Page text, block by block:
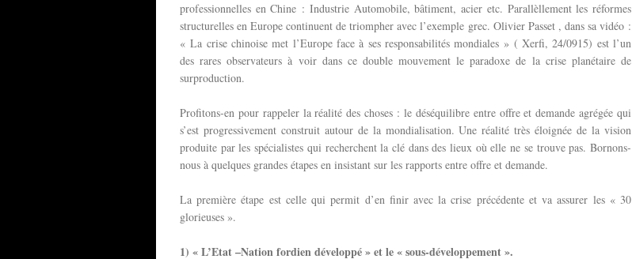
professionnelles en Chine : Industrie Automobile, bâtiment, acier etc. Parallèllement les réformes
structurelles en Europe continuent de triompher avec l’exemple grec. Olivier Passet , dans sa vidéo :
« La crise chinoise met l’Europe face à ses responsabilités mondiales » ( Xerfi, 24/0915) est l’un
des rares observateurs à voir dans ce double mouvement le paradoxe de la crise planétaire de
surproduction.
Profitons-en pour rappeler la réalité des choses : le déséquilibre entre offre et demande agrégée qui
s’est progressivement construit autour de la mondialisation. Une réalité très éloignée de la vision
produite par les spécialistes qui recherchent la clé dans des lieux où elle ne se trouve pas. Bornons-
nous à quelques grandes étapes en insistant sur les rapports entre offre et demande.
La première étape est celle qui permit d’en finir avec la crise précédente et va assurer les « 30
glorieuses ».
1) « L’Etat –Nation fordien développé » et le « sous-développement ».